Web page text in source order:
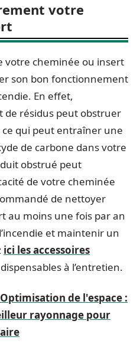
votre
votre cheminée ou insert
son bon fonctionnement
En effet,
de résidus peut obstruer
qui peut entraîner une
de carbone dans votre
obstrué peut
de votre cheminée
de nettoyer
au moins une fois par an
et maintenir un
ici les accessoires
à l’entretien.
Optimisation de l'espace :
rayonnage pour